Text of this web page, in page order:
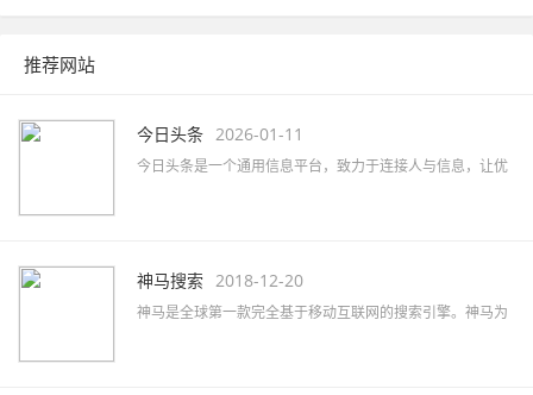
推荐网站
今日头条 2026-01-11
今日头条是一个通用信息平台，致力于连接人与信息，让优
神马搜索 2018-12-20
神马是全球第一款完全基于移动互联网的搜索引擎。神马为